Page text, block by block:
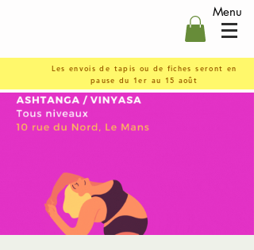
Menu
Les envois de tapis ou de fiches seront en
pause du 1er au 15 août